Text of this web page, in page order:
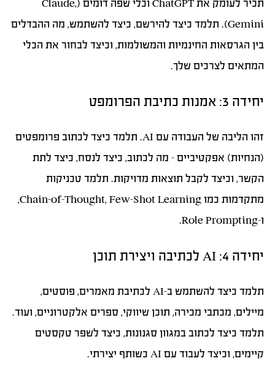
תכיר לעומק את ChatGPT וכלי שפה דומים (Claude,
Gemini). תלמד כיצד להירשם, כיצד להשתמש, מה ההבדלים
בין הגרסאות החינמיות והמשולמות, וכיצד לבחור את הכלי
המתאים לצרכים שלך.
יחידה 3: אמנות כתיבת הפרומפט
זהו הליבה של העבודה עם AI. תלמד כיצד לכתוב פרומפטים
(הנחיות) אפקטיביים – מה לכתוב, כיצד לנסח, כיצד לתת
הקשר, וכיצד לקבל תוצאות מדויקות. תלמד טכניקות
מתקדמות כמו Chain-of-Thought, Few-Shot Learning,
ו-Role Prompting.
יחידה 4: AI לכתיבה ויצירת תוכן
תלמד כיצד להשתמש ב-AI לכתיבת מאמרים, פוסטים,
מיילים, מכתבי מכירה, תוכן שיווקי, ספרים אלקטרוניים, ועוד.
תלמד כיצד לכתוב במגוון סגנונות, כיצד לשפר טקסטים
קיימים, וכיצד לעבוד עם AI כשותף יצירתי.